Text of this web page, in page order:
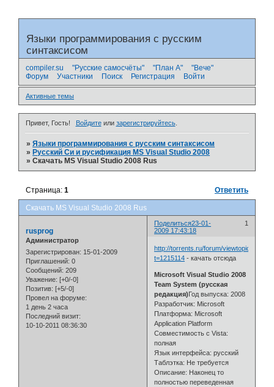
Языки программирования с русским
синтаксисом
compiler.su "Русские самосчёты" "План А"
"Вече"
Форум
Участники Поиск Регистрация Войти
Активные темы
Привет, Гость! Войдитеили зарегистрируйтесь.
»Языки программирования с русским синтаксисом
»Русский Си и русификация MS Visual Studio 2008
»Скачать MS Visual Studio 2008 Rus
Скачать MS Visual Studio 2008 Rus
Страница:1 Ответить
Поделиться 1
23-01-
2009 17:43:18
rusprog
Администратор
Зарегистрирован: 15-01-2009
Приглашений: 0
Сообщений: 209
Уважение: [+0/-0]
Позитив: [+5/-0]
Провел на форуме:
1 день 2 часа
Последний визит:
10-10-2011 08:36:30
http://torrents.ru/forum/viewtopic.php?
t=1215114 - качать отсюда
Microsoft Visual Studio 2008
Team System (русская
редакция) Год выпуска: 2008
Разработчик: Microsoft
Платформа: Microsoft
Application Platform
Совместимость с Vista:
полная
Язык интерфейса: русский
Таблэтка: Не требуется
Описание: Наконец то
полностью переведенная